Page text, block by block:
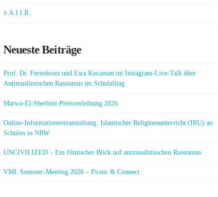
A.I.I.R.
Neueste Beiträge
Prof. Dr. Fereidooni und Esra Kocaman im Instagram-Live-Talk über
Antimuslimischen Rassismus im Schulalltag
Marwa-El-Sherbini-Preisverleihung 2026
Online-Informationsveranstaltung: Islamischer Religionsunterricht (IRU) an
Schulen in NRW
UNCIVILIZED – Ein filmischer Blick auf antimuslimischen Rassismus
VML Sommer-Meeting 2026 – Picnic & Connect